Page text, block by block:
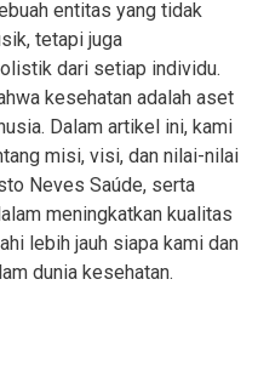
entitas yang tidak
tetapi juga
dari setiap individu.
kesehatan adalah aset
Dalam artikel ini, kami
misi, visi, dan nilai-nilai
Neves Saúde, serta
meningkatkan kualitas
lebih jauh siapa kami dan
dunia kesehatan.